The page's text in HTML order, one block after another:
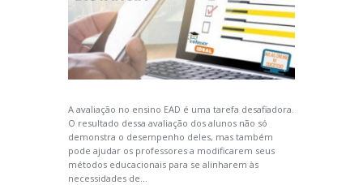
A avaliação no ensino EAD é uma tarefa desafiadora.
O resultado dessa avaliação dos alunos não só
demonstra o desempenho deles, mas também
pode ajudar os professores a modificarem seus
métodos educacionais para se alinharem às
necessidades de...